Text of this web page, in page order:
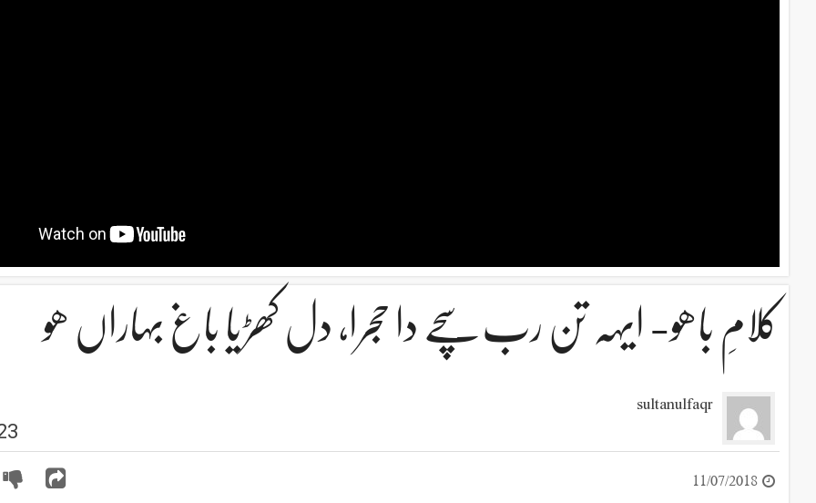
کلامِ باھو- ایہہ تن رب سچے دا حجرا، دل کھڑیا باغ بہاراں ھو
sultanulfaqr
11/07/2018